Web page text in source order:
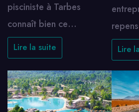
pisciniste à Tarbes
connaît bien ce…
Lire la suite Lire